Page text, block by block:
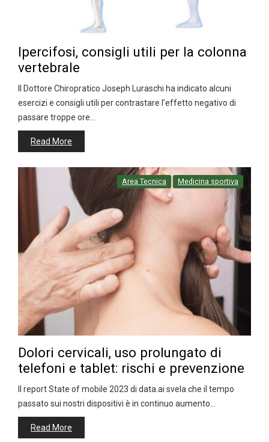
Ipercifosi, consigli utili per la colonna
vertebrale
Il Dottore Chiropratico Joseph Luraschi ha indicato alcuni
esercizi e consigli utili per contrastare l’effetto negativo di
passare troppe ore…
Read More
Area Tecnica Medicina sportiva
Dolori cervicali, uso prolungato di
telefoni e tablet: rischi e prevenzione
Il report State of mobile 2023 di data.ai svela che il tempo
passato sui nostri dispositivi è in continuo aumento…
Read More